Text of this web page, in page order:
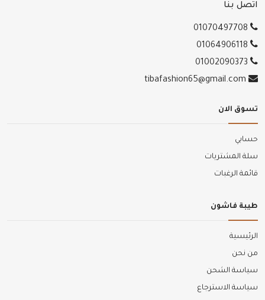
اتصل بنا
تسوق الان
حسابي
سلة المشتريات
قائمة الرغبات
طيبة فاشون
الرئيسية
من نحن
سياسة الشحن
سياسة الاسترجاع